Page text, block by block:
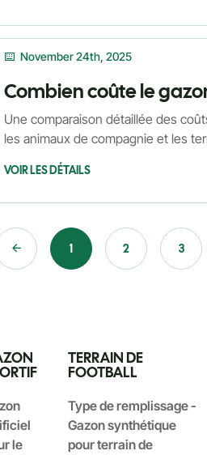
November 24th, 2025
Une comparaison détaillée des
les animaux de compagnie et les
réduction des coûts liés aux ventes
VOIR LES DÉTAILS
1 2 3
le
TERRAIN DE
FOOTBALL
Type de remplissage -
Gazon synthétique
pour terrain de